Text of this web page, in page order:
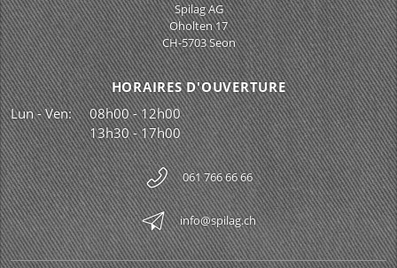
Spilag AG
Oholten 17
CH-5703 Seon
HORAIRES D'OUVERTURE
Lun - Ven:
08h00 - 12h00
13h30 - 17h00
061 766 66 66
info@spilag.ch